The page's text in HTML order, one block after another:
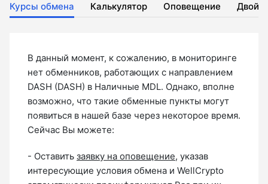
Курсы обмена Калькулятор Оповещение
В данный момент, к сожалению, в мониторинге
нет обменников, работающих с направлением
DASH (DASH) в Наличные MDL. Однако, вполне
возможно, что такие обменные пункты могут
появиться в нашей базе через некоторое время.
Сейчас Вы можете:
- Оставить заявку на оповещение, указав
интересующие условия обмена и WellCrypto